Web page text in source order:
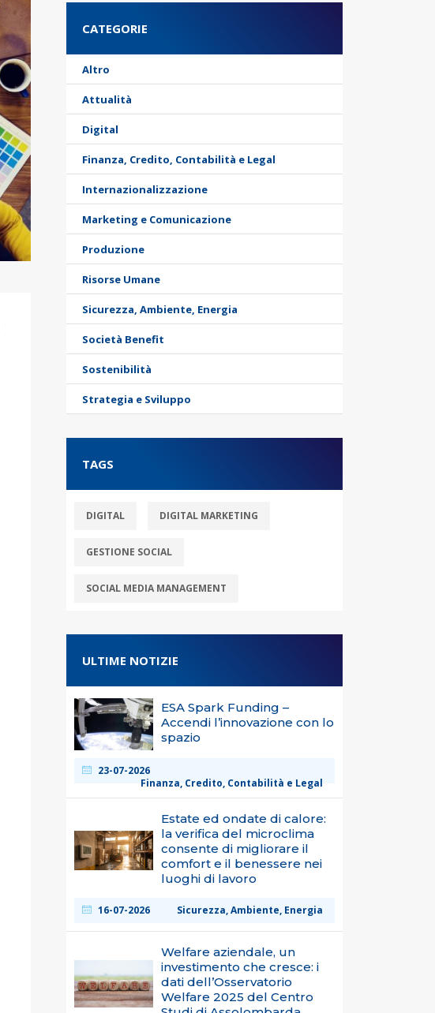
CATEGORIE
Altro
Attualità
Digital
Finanza, Credito, Contabilità e Legal
Internazionalizzazione
Marketing e Comunicazione
Produzione
Risorse Umane
Sicurezza, Ambiente, Energia
Società Benefit
Sostenibilità
Strategia e Sviluppo
TAGS
DIGITAL DIGITAL MARKETING
GESTIONE SOCIAL
SOCIAL MEDIA MANAGEMENT
ULTIME NOTIZIE
ESA Spark Funding –
Accendi l’innovazione con lo
spazio
23-07-2026
Finanza, Credito, Contabilità e Legal
Estate ed ondate di calore:
la verifica del microclima
consente di migliorare il
comfort e il benessere nei
luoghi di lavoro
16-07-2026 Sicurezza, Ambiente, Energia
Welfare aziendale, un
investimento che cresce: i
dati dell’Osservatorio
Welfare 2025 del Centro